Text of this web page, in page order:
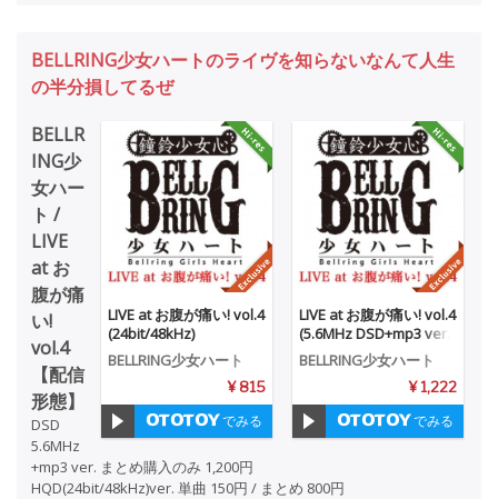
BELLRING少女ハートのライヴを知らないなんて人生
の半分損してるぜ
LIVE at お腹が痛い! vol.4
(5.6MHz DSD+mp3 ver.)
BELLRING少女ハート
¥ 1,222
でみる
LIVE at お腹が痛い! vol.4
(24bit/48kHz)
BELLRING少女ハート
¥ 815
でみる
BELLR
ING少
女ハー
ト /
LIVE
at お
腹が痛
い!
vol.4
【配信
形態】
DSD
5.6MHz
+mp3 ver. まとめ購入のみ 1,200円
HQD(24bit/48kHz)ver. 単曲 150円 / まとめ 800円